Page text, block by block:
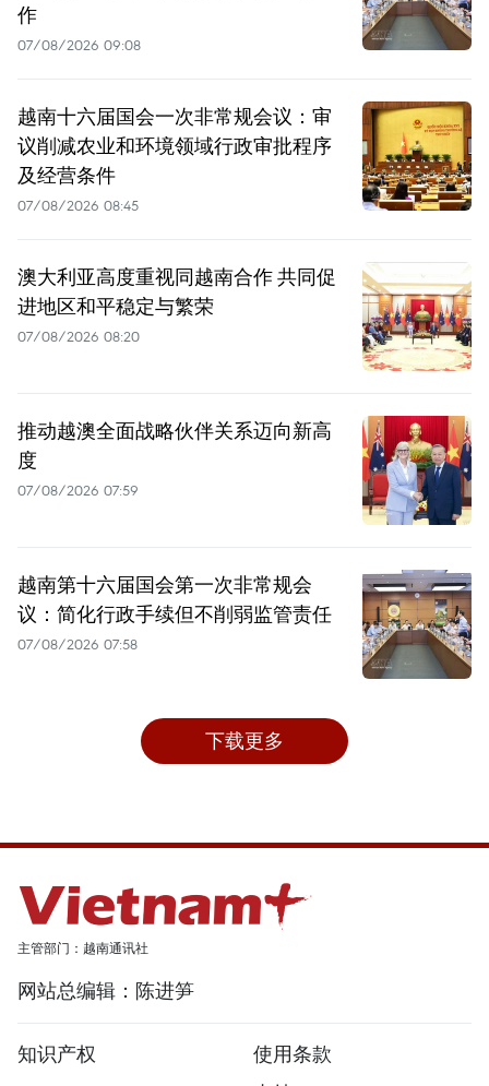
作
07/08/2026 09:08
越南十六届国会一次非常规会议：审
议削减农业和环境领域行政审批程序
及经营条件
07/08/2026 08:45
澳大利亚高度重视同越南合作 共同促
进地区和平稳定与繁荣
07/08/2026 08:20
推动越澳全面战略伙伴关系迈向新高
度
07/08/2026 07:59
越南第十六届国会第一次非常规会
议：简化行政手续但不削弱监管责任
07/08/2026 07:58
下载更多
主管部门：越南通讯社
网站总编辑：陈进笋
知识产权
使用条款